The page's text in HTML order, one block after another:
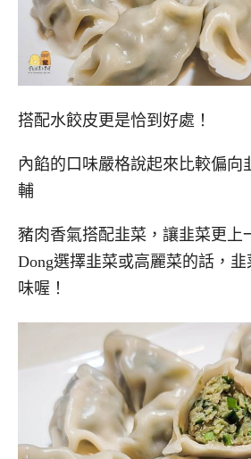
搭配水餃皮更是恰到好處！
內餡的口味嚴格說起來比較偏向
輔
豬肉香氣搭配韭菜，讓韭菜更上
Dong選擇韭菜或高麗菜的話，
味喔！